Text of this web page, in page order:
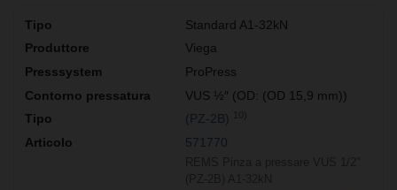
Standard A1-32kN
Viega
ProPress
VUS ½″ (OD: (OD 15,9 mm))
(PZ-2B)
10)
571770